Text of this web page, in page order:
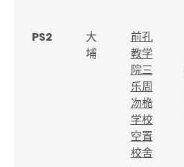
PS2
大
埔
前孔
教学
院三
乐周
𠖳桅
学校
空置
校舍